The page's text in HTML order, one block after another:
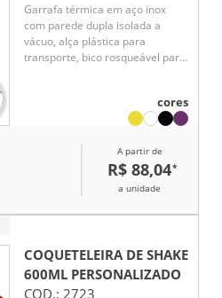
Garrafa térmica em aço inox
com parede dupla isolada a
vácuo, alça plástica para
transporte, bico rosqueável para
cores
A partir de
R$ 88,04*
a unidade
COQUETELEIRA DE SHAKE
600ML PERSONALIZADO
COD.: 2723